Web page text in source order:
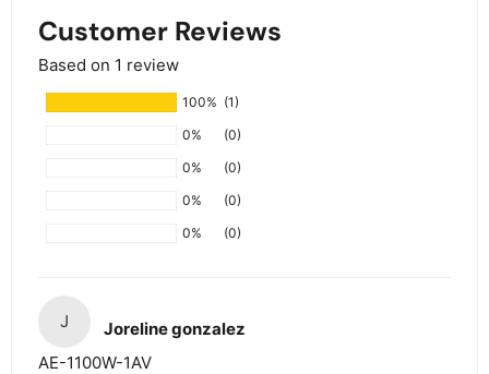
Customer Reviews
Based on 1 review
100% (1)
0%
(0)
0%
(0)
0%
(0)
0%
(0)
J
Joreline gonzalez
AE-1100W-1AV